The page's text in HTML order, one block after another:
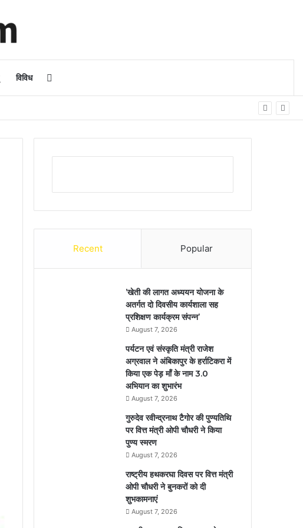
विविध
Recent Popular
’खेती की लागत अध्ययन योजना के
अतर्गत दो दिवसीय कार्यशाला सह
प्रशिक्षण कार्यक्रम संपन्न’
August 7, 2026
पर्यटन एवं संस्कृति मंत्री राजेश
अग्रवाल ने अंबिकापुर के हर्राटिकरा में
किया एक पेड़ माँ के नाम 3.0
अभियान का शुभारंभ
August 7, 2026
गुरुदेव रवीन्द्रनाथ टैगोर की पुण्यतिथि
पर वित्त मंत्री ओपी चौधरी ने किया
पुण्य स्मरण
August 7, 2026
राष्ट्रीय हथकरघा दिवस पर वित्त मंत्री
ओपी चौधरी ने बुनकरों को दी
शुभकामनाएं
August 7, 2026